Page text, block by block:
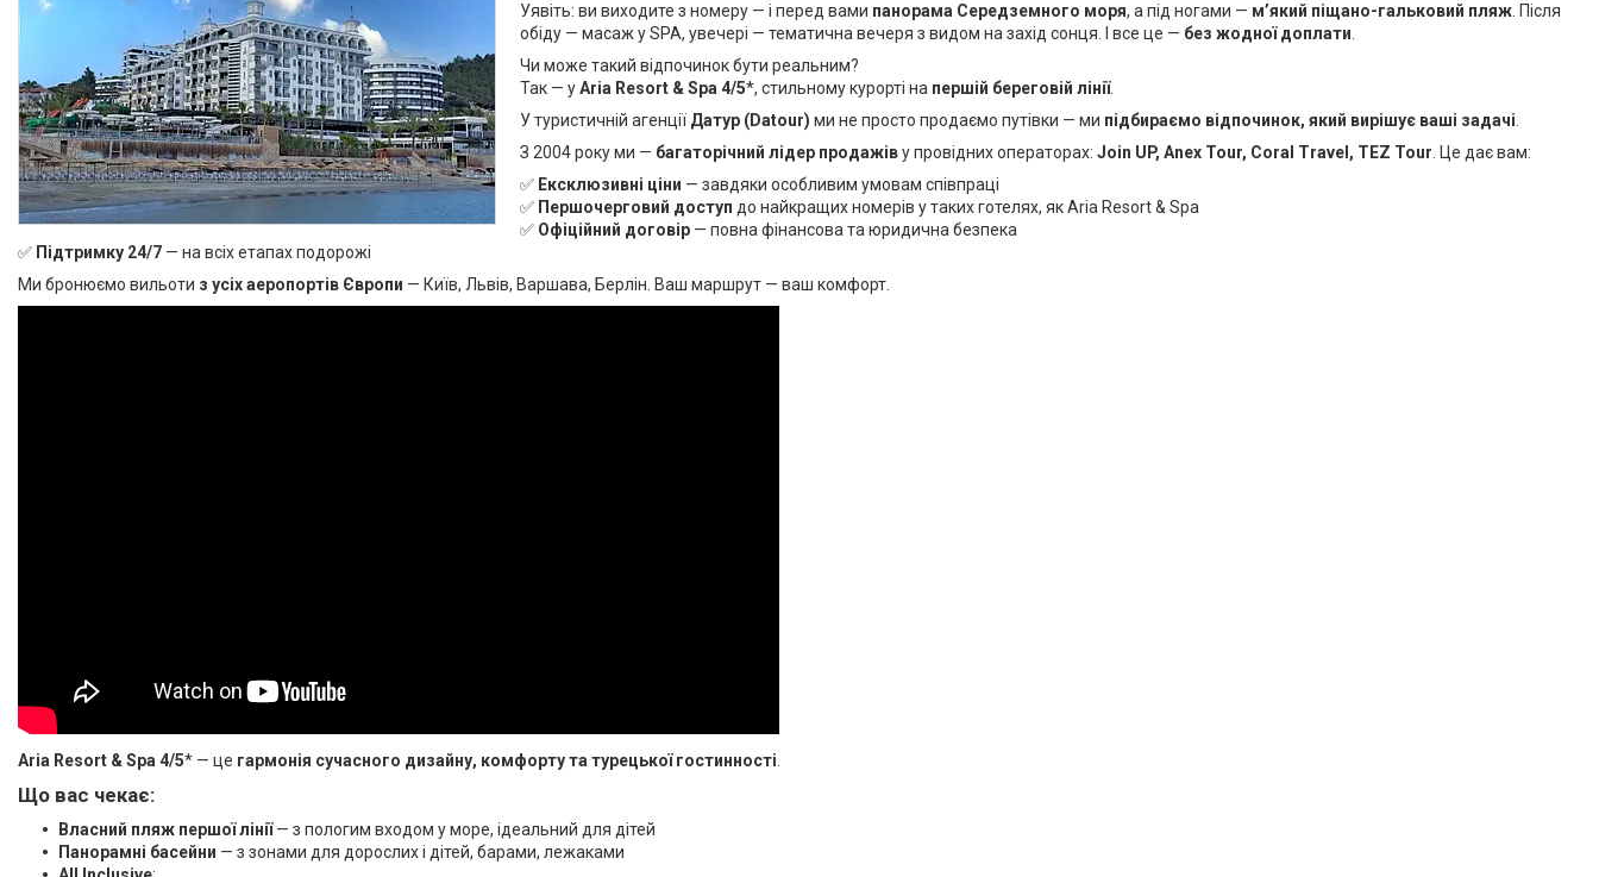
Уявіть: ви виходите з номеру — і перед вами панорама Середземного моря, а під ногами — м’який піщано-гальковий пляж . Після
обіду — масаж у SPA, увечері — тематична вечеря з видом на захід сонця. І все це — без жодної доплати
Чи може такий відпочинок бути реальним?
Так — уAria Resort & Spa 4/5*, стильному курорті на першій береговій лінії.
У туристичній агенції Датур (Datour) ми не просто продаємо путівки — ми підбираємо відпочинок, який вирішує ваші задачі
З 2004 року ми — багаторічний лідер продажіву провідних операторах: Join UP, Anex Tour, Coral Travel, TEZ Tour . Це дає вам:
✅ Ексклюзивні ціни — завдяки особливим умовам співпраці
✅ Першочерговий доступ до найкращих номерів у таких готелях, як Aria Resort & Spa
✅ Офіційний договір — повна фінансова та юридична безпека
✅ Підтримку 24/7 — на всіх етапах подорожі
Ми бронюємо вильоти з усіх аеропортів Європи — Київ, Львів, Варшава, Берлін. Ваш маршрут — ваш комфорт.
Aria Resort & Spa 4/5* — це гармонія сучасного дизайну, комфорту та турецької гостинності
Що вас чекає:
Власний пляж першої лінії— з пологим входом у море, ідеальний для дітей
Панорамні басейни — з зонами для дорослих і дітей, барами, лежаками